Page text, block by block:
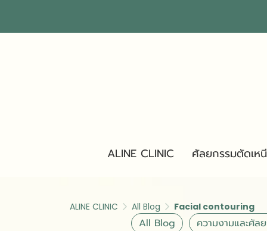
ALINE CLINIC ศัลยกรรมตัดเห
ALINE CLINIC All Blog Facial contouring
All Blog ความงามและศัล